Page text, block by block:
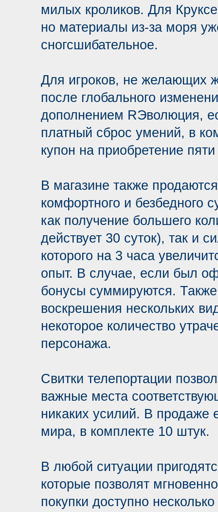
милых кроликов. Для
но материалы из-за моря
сногсшибательное.
Для игроков, не желающих
после глобального
дополнением RЭволюция,
платный сброс умений, в
купон на приобретение пяти
В магазине также
комфортного и безбедного
как получение большего
действует 30 суток), так и
которого на 3 часа
опыт. В случае, если был
бонусы суммируются.
воскрешения нескольких
некоторое количество
персонажа.
Свитки телепортации
важные места
никаких усилий. В продаже
мира, в комплекте 10 штук.
В любой ситуации
которые позволят
покупки доступно